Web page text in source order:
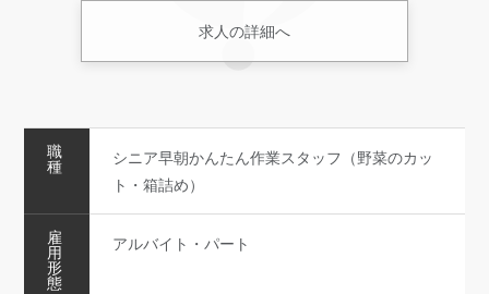
求人の詳細へ
職
種
シニア早朝かんたん作業スタッフ（野菜のカッ
ト・箱詰め）
雇
用
形
態
アルバイト・パート